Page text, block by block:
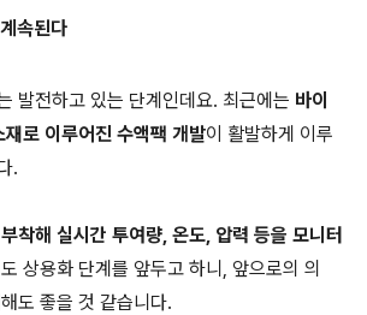
속된다
발전하고 있는 단계인데요. 최근에는 바이
로 이루어진 수액팩 개발이 활발하게 이루
.
착해 실시간 투여량, 온도, 압력 등을 모니터
상용화 단계를 앞두고 하니, 앞으로의 의
도 좋을 것 같습니다.